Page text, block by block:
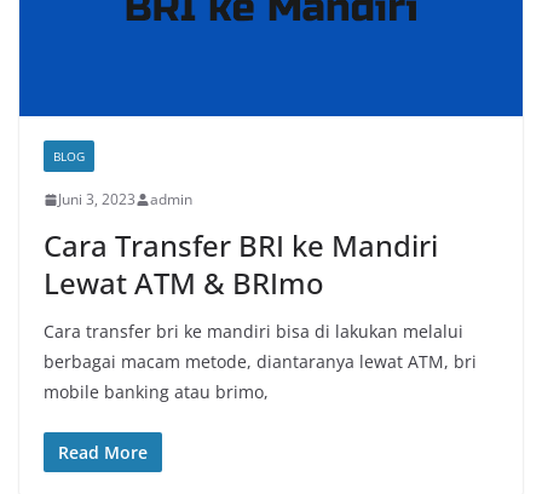
BLOG
Juni 3, 2023 admin
Cara Transfer BRI ke Mandiri
Lewat ATM & BRImo
Cara transfer bri ke mandiri bisa di lakukan melalui
berbagai macam metode, diantaranya lewat ATM, bri
mobile banking atau brimo,
Read More